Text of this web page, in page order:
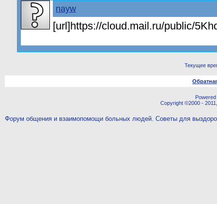
nayw
[url]https://cloud.mail.ru/public/
Текущее
Copyright ©2000 -
Форум общения и взаимопомощи больных людей. Советы для